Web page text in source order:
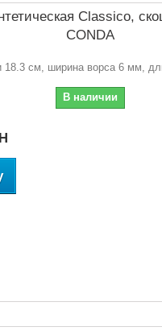
Classico,
CONDA
18.3 см, ширина ворса 6 мм,
В наличии